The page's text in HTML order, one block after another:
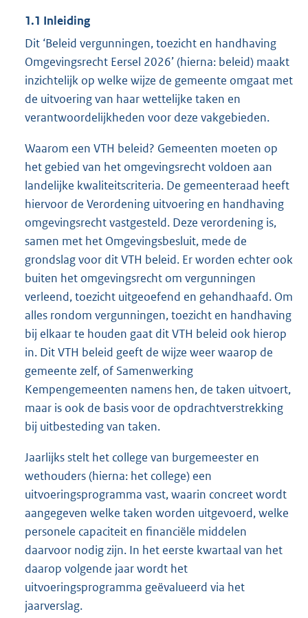
1.1 Inleiding
Dit ‘Beleid vergunningen, toezicht en handhaving
Omgevingsrecht Eersel 2026’ (hierna: beleid) maakt
inzichtelijk op welke wijze de gemeente omgaat met
de uitvoering van haar wettelijke taken en
verantwoordelijkheden voor deze vakgebieden.
Waarom een VTH beleid? Gemeenten moeten op
het gebied van het omgevingsrecht voldoen aan
landelijke kwaliteitscriteria. De gemeenteraad heeft
hiervoor de Verordening uitvoering en handhaving
omgevingsrecht vastgesteld. Deze verordening is,
samen met het Omgevingsbesluit, mede de
grondslag voor dit VTH beleid. Er worden echter ook
buiten het omgevingsrecht om vergunningen
verleend, toezicht uitgeoefend en gehandhaafd. Om
alles rondom vergunningen, toezicht en handhaving
bij elkaar te houden gaat dit VTH beleid ook hierop
in. Dit VTH beleid geeft de wijze weer waarop de
gemeente zelf, of Samenwerking
Kempengemeenten namens hen, de taken uitvoert,
maar is ook de basis voor de opdrachtverstrekking
bij uitbesteding van taken.
Jaarlijks stelt het college van burgemeester en
wethouders (hierna: het college) een
uitvoeringsprogramma vast, waarin concreet wordt
aangegeven welke taken worden uitgevoerd, welke
personele capaciteit en financiële middelen
daarvoor nodig zijn. In het eerste kwartaal van het
daarop volgende jaar wordt het
uitvoeringsprogramma geëvalueerd via het
jaarverslag.